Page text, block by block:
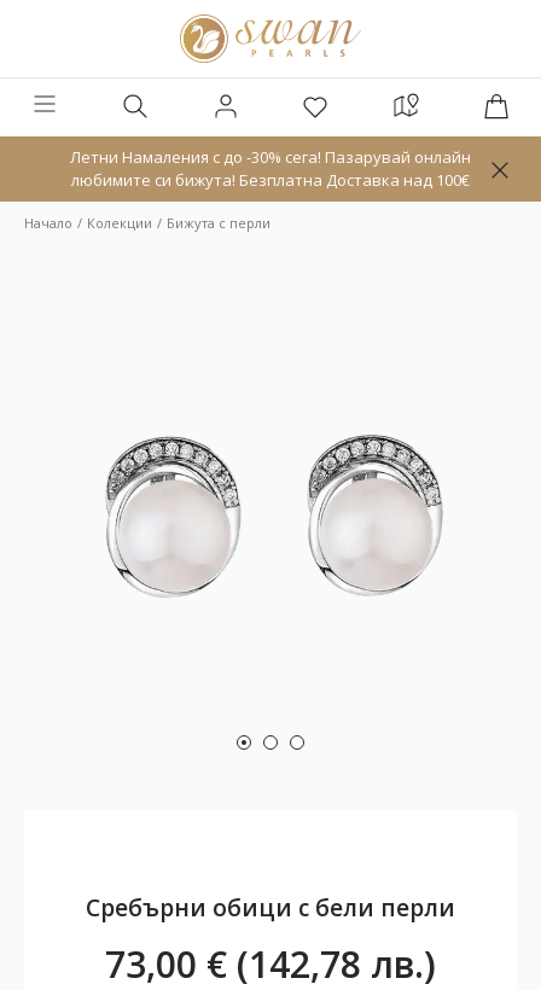
Летни Намаления с до -30% сега! Пазарувай онлайн
любимите си бижута! Безплатна Доставка над 100€
Начало Колекции Бижута с перли
Сребърни обици с бели перли
73,00 € (142,78 лв.)